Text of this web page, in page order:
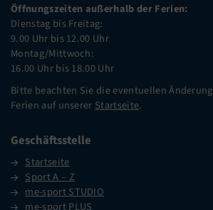
Öffnungszeiten außerhalb der Ferien:
Dienstag bis Freitag:
9.00 Uhr bis 12.00 Uhr
Montag/Mittwoch:
16.00 Uhr bis 18.00 Uhr
Bitte beachten Sie die eventuellen
Ferien auf unserer Startseite.
Geschäftsstelle
Startseite
Sport A – Z
me-sport STUDIO
me-sport PLUS